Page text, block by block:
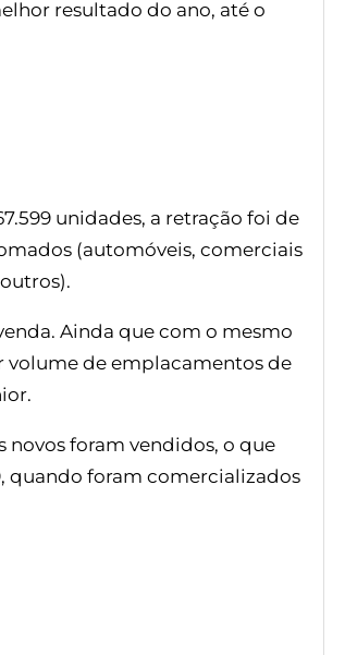
resultado do ano, até o
unidades, a retração foi de
(automóveis, comerciais
Ainda que com o mesmo
volume de emplacamentos de
novos foram vendidos, o que
quando foram comercializados